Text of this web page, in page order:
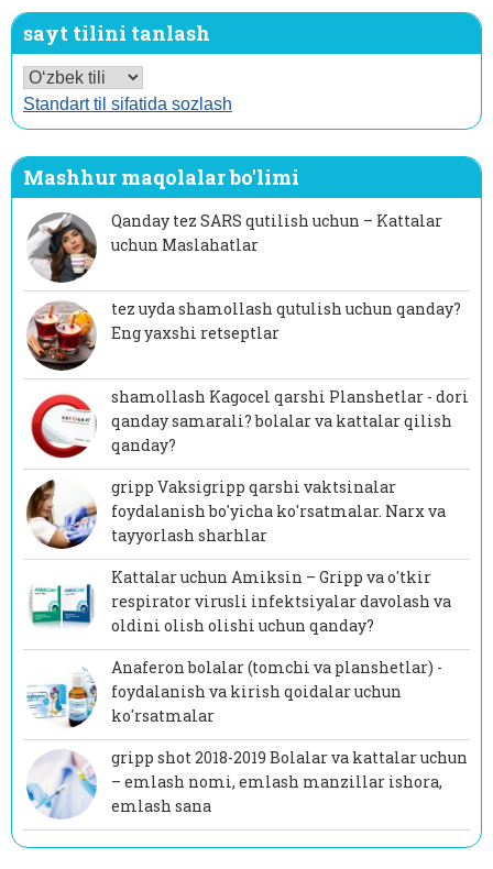
sayt tilini tanlash
Standart til sifatida sozlash
Mashhur maqolalar bo'limi
Qanday tez SARS qutilish uchun – Kattalar
uchun Maslahatlar
tez uyda shamollash qutulish uchun qanday?
Eng yaxshi retseptlar
shamollash Kagocel qarshi Planshetlar - dori
qanday samarali? bolalar va kattalar qilish
qanday?
gripp Vaksigripp qarshi vaktsinalar
foydalanish bo'yicha ko'rsatmalar. Narx va
tayyorlash sharhlar
Kattalar uchun Amiksin – Gripp va o'tkir
respirator virusli infektsiyalar davolash va
oldini olish olishi uchun qanday?
Anaferon bolalar (tomchi va planshetlar) -
foydalanish va kirish qoidalar uchun
ko'rsatmalar
gripp shot 2018-2019 Bolalar va kattalar uchun
– emlash nomi, emlash manzillar ishora,
emlash sana